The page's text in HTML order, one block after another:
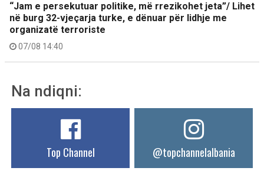
“Jam e persekutuar politike, më rrezikohet jeta”/ Lihet
në burg 32-vjeçarja turke, e dënuar për lidhje me
organizatë terroriste
07/08 14:40
Na ndiqni:
Top Channel @topchannelalbania